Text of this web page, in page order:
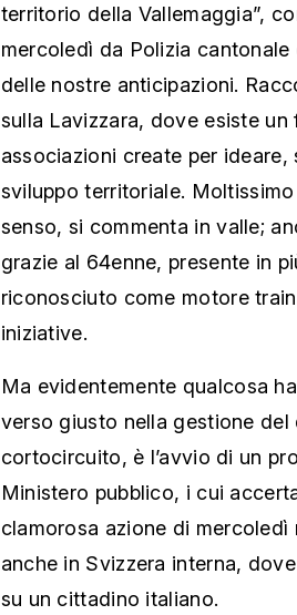
territorio della Vallemaggia”,
mercoledì da Polizia
delle nostre anticipazioni.
sulla Lavizzara, dove esiste
associazioni create per
sviluppo territoriale.
senso, si commenta in valle;
grazie al 64enne, presente in
riconosciuto come motore
iniziative.
Ma evidentemente qualcosa
verso giusto nella gestione
cortocircuito, è l’avvio di un
Ministero pubblico, i cui
clamorosa azione di
anche in Svizzera interna,
su un cittadino italiano.